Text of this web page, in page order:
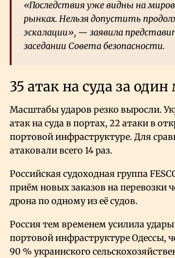
«Последствия уже видны на
рынках. Нельзя допустить
эскалации», — заявила
заседании Совета безопасности.
35 атак на суда за один
Масштабы ударов резко выросли.
атак на суда в портах, 22 атаки в
портовой инфраструктуре. Для
атаковали всего 14 раз.
Российская судоходная группа
приём новых заказов на перевозки
дрона по одному из её судов.
Россия тем временем усилила
портовой инфраструктуре Одессы,
90 % украинского